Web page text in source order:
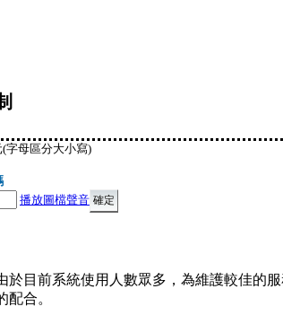
字母區分大小寫)
播放圖檔聲音
於目前系統使用人數眾多，為維護較佳的
合。